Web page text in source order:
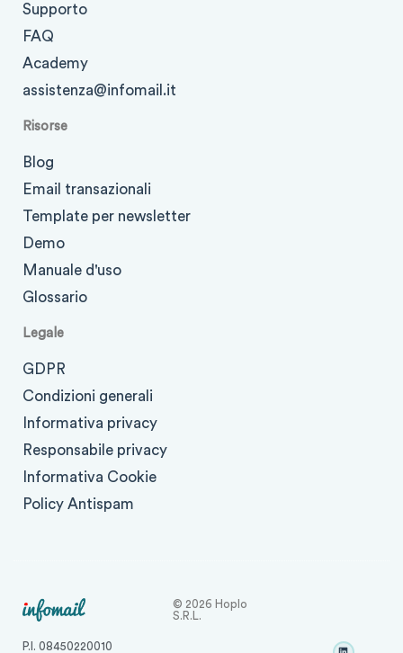
Supporto
FAQ
Academy
assistenza@infomail.it
Risorse
Blog
Email transazionali
Template per newsletter
Demo
Manuale d'uso
Glossario
Legale
GDPR
Condizioni generali
Informativa privacy
Responsabile privacy
Informativa Cookie
Policy Antispam
© 2026 Hoplo
S.r.l.
P.I. 08450220010